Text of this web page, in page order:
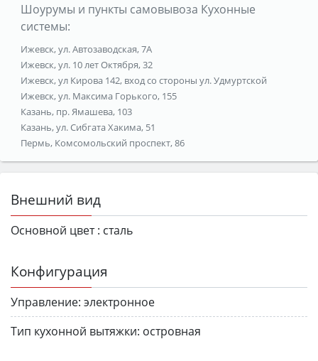
Шоурумы и пункты самовывоза Кухонные
системы:
Ижевск, ул. Автозаводская, 7А
Ижевск, ул. 10 лет Октября, 32
Ижевск, ул Кирова 142, вход со стороны ул. Удмуртской
Ижевск, ул. Максима Горького, 155
Казань, пр. Ямашева, 103
Казань, ул. Сибгата Хакима, 51
Пермь, Комсомольский проспект, 86
Внешний вид
Основной цвет : сталь
Конфигурация
Управление: электронное
Тип кухонной вытяжки: островная